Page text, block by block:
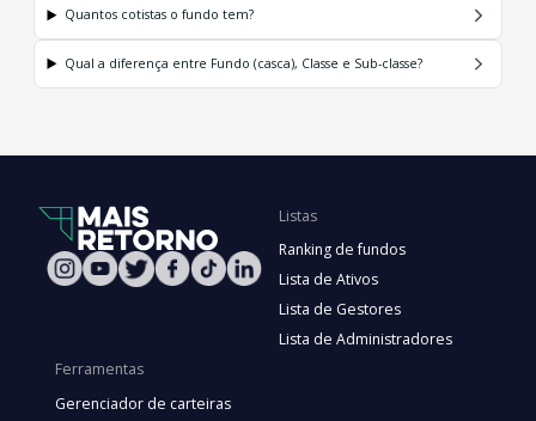
Quantos cotistas o fundo tem?
Qual a diferença entre Fundo (casca), Classe e Sub-classe?
Listas
Ranking de fundos
Lista de Ativos
Lista de Gestores
Lista de Administradores
Ferramentas
Gerenciador de carteiras